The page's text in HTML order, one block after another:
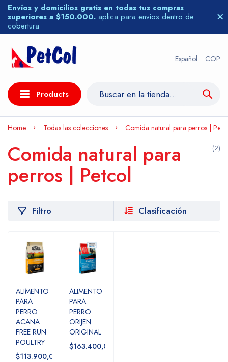
Envíos y domicilios gratis en todas tus compras
superiores a $150.000. aplica para envios dentro de
cobertura
Español COP
Products
Home Todas las colecciones Comida natural para perros |
Comida natural para
perros | Petcol
(2)
Filtro Clasificación
ALIMENTO
PARA
PERRO
ACANA
FREE RUN
POULTRY
$113.900,00
ALIMENTO
PARA
PERRO
ORIJEN
ORIGINAL
$163.400,00